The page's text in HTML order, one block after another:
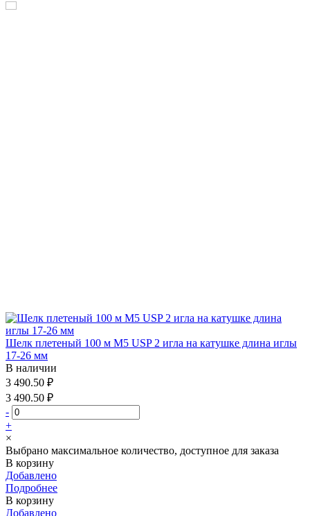
Шелк плетеный 100 м М5 USP 2 игла на катушке длина иглы
17-26 мм
В наличии
3 490.50 ₽
3 490.50 ₽
-
+
×
Выбрано максимальное количество, доступное для заказа
В корзину
Добавлено
Подробнее
В корзину
Добавлено